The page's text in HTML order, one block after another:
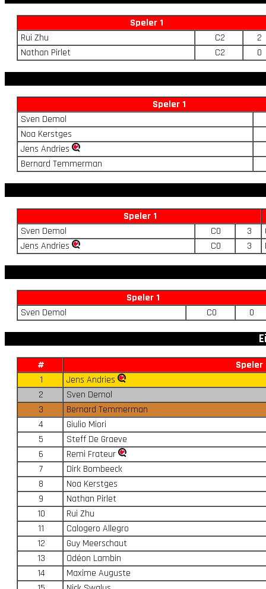
Speler 1
Rui Zhu
C2
2
Nathan Pirlet
C2 0
Speler 1
Sven Demol
Noa Kerstges
Jens Andries
Bernard Temmerman
Speler 1
Sven Demol
C0 3
Jens Andries
C0 3
Speler 1
Sven Demol
C0 0
#
Speler
1
Jens Andries
2
Sven Demol
3
Bernard Temmerman
4
Giulio Miori
5
Steff De Graeve
6
Remi Frateur
7
Dirk Bombeeck
8
Noa Kerstges
9
Nathan Pirlet
10
Rui Zhu
11
Calogero Allegro
12
Guy Meerschaut
13
Odéon Lambin
14
Maxime Auguste